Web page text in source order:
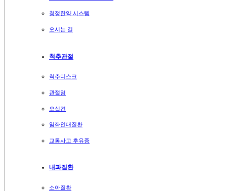
청정한약 시스템
오시는 길
척추관절
척추디스크
관절염
오십견
염좌인대질환
교통사고 후유증
내과질환
소아질환